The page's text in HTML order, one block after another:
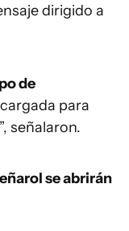
dirigido a
de
para
señalaron.
se abrirán